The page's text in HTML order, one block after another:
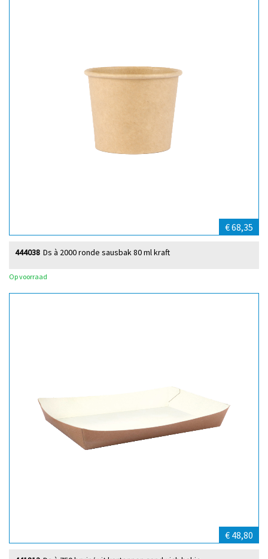
€ 68,35
Ds à 2000 ronde sausbak 80 ml kraft
444038
Op voorraad
€ 48,80